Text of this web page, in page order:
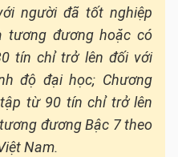
người đã tốt nghiệp
tương đương hoặc có
tín chỉ trở lên đối với
độ đại học; Chương
từ 90 tín chỉ trở lên
đương Bậc 7 theo
Nam.